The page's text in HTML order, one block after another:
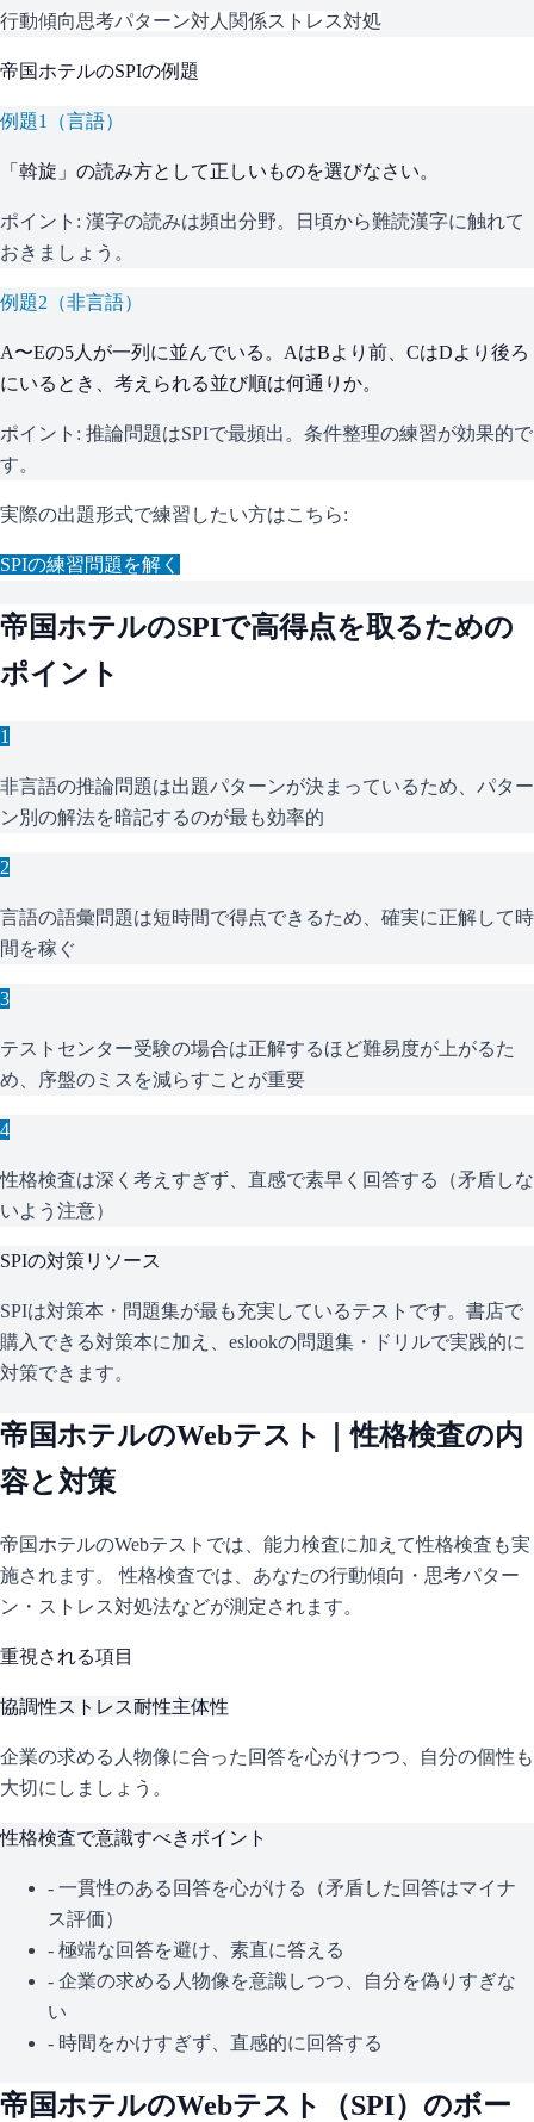
行動傾向思考パターン対人関係ストレス対処
帝国ホテルのSPIの例題
例題1 （言語）
「斡旋」の読み方として正しいものを選びなさい。
ポイント: 漢字の読みは頻出分野。日頃から難読漢字に触れて
おきましょう。
例題2 （非言語）
A〜Eの5人が一列に並んでいる。AはBより前、CはDより後ろ
にいるとき、考えられる並び順は何通りか。
ポイント: 推論問題はSPIで最頻出。条件整理の練習が効果的で
す。
実際の出題形式で練習したい方はこちら:
SPIの練習問題を解く
帝国ホテルのSPIで高得点を取るための
ポイント
1
非言語の推論問題は出題パターンが決まっているため、パター
ン別の解法を暗記するのが最も効率的
2
言語の語彙問題は短時間で得点できるため、確実に正解して時
間を稼ぐ
3
テストセンター受験の場合は正解するほど難易度が上がるた
め、序盤のミスを減らすことが重要
4
性格検査は深く考えすぎず、直感で素早く回答する（矛盾しな
いよう注意）
SPIの対策リソース
SPIは対策本・問題集が最も充実しているテストです。書店で
購入できる対策本に加え、eslookの問題集・ドリルで実践的に
対策できます。
帝国ホテルのWebテスト｜性格検査の内
容と対策
帝国ホテルのWebテストでは、能力検査に加えて性格検査も実
施されます。 性格検査では、あなたの行動傾向・思考パター
ン・ストレス対処法などが測定されます。
重視される項目
協調性ストレス耐性主体性
企業の求める人物像に合った回答を心がけつつ、自分の個性も
大切にしましょう。
性格検査で意識すべきポイント
- 一貫性のある回答を心がける（矛盾した回答はマイナ
ス評価）
- 極端な回答を避け、素直に答える
- 企業の求める人物像を意識しつつ、自分を偽りすぎな
い
- 時間をかけすぎず、直感的に回答する
帝国ホテルのWebテスト（SPI）のボー